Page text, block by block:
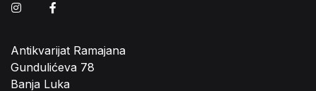
Instagram
Antikvarijat Ramajana
Gundulićeva 78
Banja Luka